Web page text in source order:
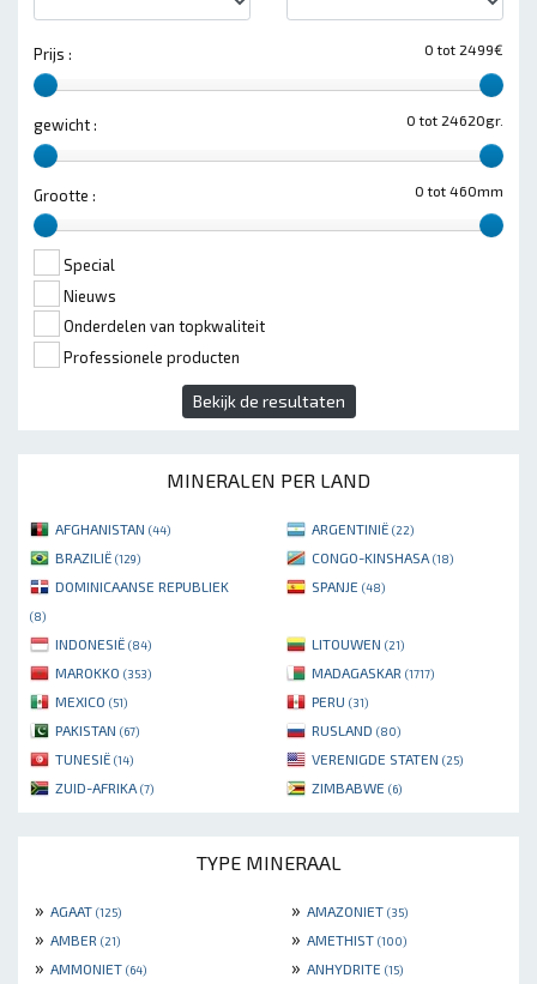
0 tot 2499€
Prijs :
0 tot 24620gr.
gewicht :
0 tot 460mm
Grootte :
Special
Nieuws
Onderdelen van topkwaliteit
Professionele producten
Bekijk de resultaten
MINERALEN PER LAND
AFGHANISTAN (44) ARGENTINIË (22)
BRAZILIË (129) CONGO-KINSHASA (18)
DOMINICAANSE REPUBLIEK
(8)
SPANJE (48)
INDONESIË (84) LITOUWEN (21)
MAROKKO (353) MADAGASKAR (1717)
MEXICO (51) PERU (31)
PAKISTAN (67) RUSLAND (80)
TUNESIË (14) VERENIGDE STATEN (25)
ZUID-AFRIKA (7) ZIMBABWE (6)
TYPE MINERAAL
» AGAAT (125) » AMAZONIET (35)
» AMBER (21) » AMETHIST (100)
» AMMONIET (64) » ANHYDRITE (15)